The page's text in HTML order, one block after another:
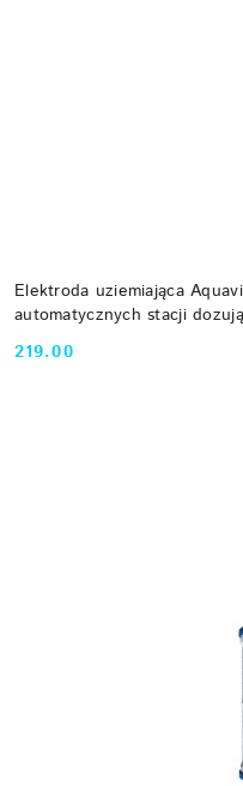
Elektroda uziemiająca
automatycznych stacji
Cena:
219.00